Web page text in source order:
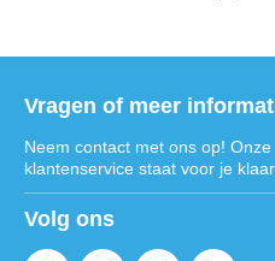
Vragen of meer
Neem contact met ons op! Onze
klantenservice staat voor je
Volg ons